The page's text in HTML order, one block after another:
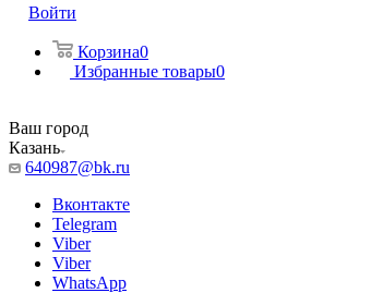
Войти
Корзина0
Избранные товары0
Ваш город
Казань
640987@bk.ru
Вконтакте
Telegram
Viber
Viber
WhatsApp